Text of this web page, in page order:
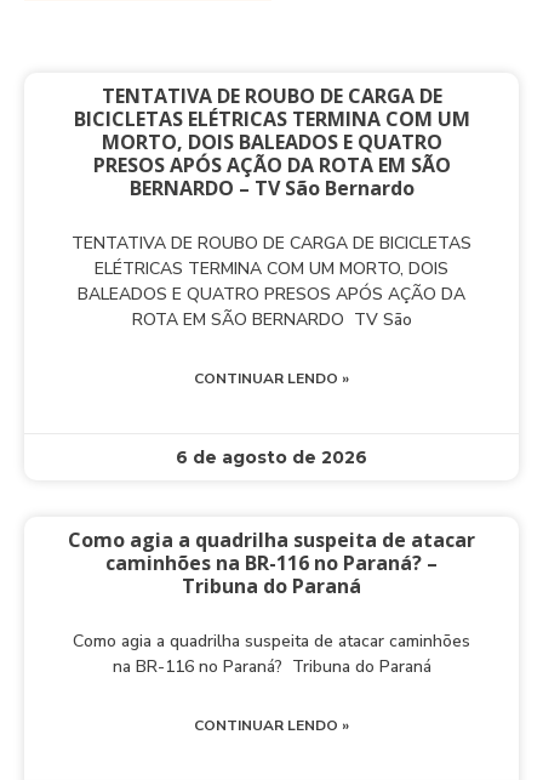
TENTATIVA DE ROUBO DE CARGA DE
BICICLETAS ELÉTRICAS TERMINA COM UM
MORTO, DOIS BALEADOS E QUATRO
PRESOS APÓS AÇÃO DA ROTA EM SÃO
BERNARDO – TV São Bernardo
TENTATIVA DE ROUBO DE CARGA DE BICICLETAS
ELÉTRICAS TERMINA COM UM MORTO, DOIS
BALEADOS E QUATRO PRESOS APÓS AÇÃO DA
ROTA EM SÃO BERNARDO TV São
CONTINUAR LENDO »
6 de agosto de 2026
Como agia a quadrilha suspeita de atacar
caminhões na BR-116 no Paraná? –
Tribuna do Paraná
Como agia a quadrilha suspeita de atacar caminhões
na BR-116 no Paraná? Tribuna do Paraná
CONTINUAR LENDO »